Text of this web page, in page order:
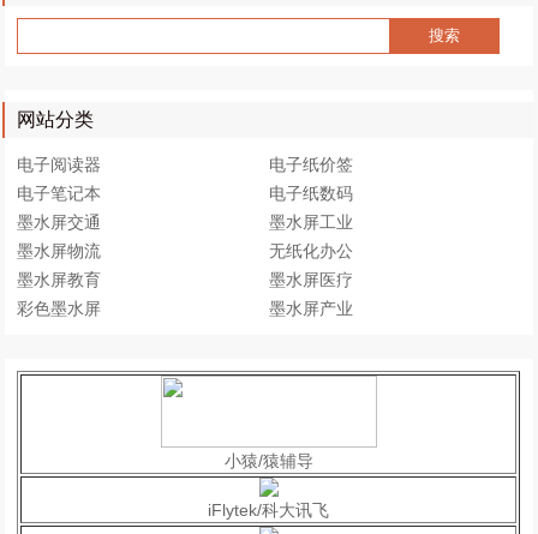
网站分类
电子阅读器
电子纸价签
电子笔记本
电子纸数码
墨水屏交通
墨水屏工业
墨水屏物流
无纸化办公
墨水屏教育
墨水屏医疗
彩色墨水屏
墨水屏产业
小猿/猿辅导
iFlytek/科大讯飞